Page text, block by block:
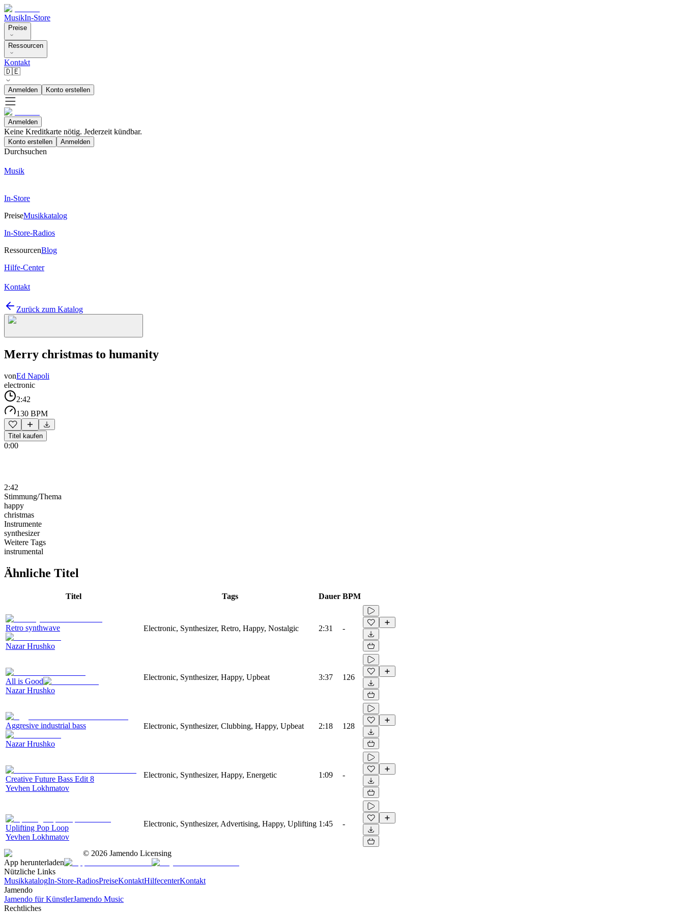
MusikIn-Store
Preise
Ressourcen
Kontakt
🇩🇪
Anmelden Konto erstellen
Anmelden
Keine Kreditkarte nötig. Jederzeit kündbar.
Konto erstellen Anmelden
Durchsuchen
Musik
In-Store
PreiseMusikkatalog
In-Store-Radios
RessourcenBlog
Hilfe-Center
Kontakt
Zurück zum Katalog
Merry christmas to humanity
vonEd Napoli
electronic
2:42
130 BPM
Titel kaufen
0:00
2:42
Stimmung/Thema
happy
christmas
Instrumente
synthesizer
Weitere Tags
instrumental
Ähnliche Titel
Titel Tags Dauer BPM
Retro synthwave
Nazar Hrushko
Electronic, Synthesizer, Retro, Happy, Nostalgic 2:31 -
All is Good
Nazar Hrushko
Electronic, Synthesizer, Happy, Upbeat 3:37 126
Aggresive industrial bass
Nazar Hrushko
Electronic, Synthesizer, Clubbing, Happy, Upbeat 2:18 128
Creative Future Bass Edit 8
Yevhen Lokhmatov
Electronic, Synthesizer, Happy, Energetic 1:09 -
Uplifting Pop Loop
Yevhen Lokhmatov
Electronic, Synthesizer, Advertising, Happy, Uplifting 1:45 -
© 2026 Jamendo Licensing
App herunterladen
Nützliche Links
MusikkatalogIn-Store-RadiosPreiseKontaktHilfecenterKontakt
Jamendo
Jamendo für KünstlerJamendo Music
Rechtliches